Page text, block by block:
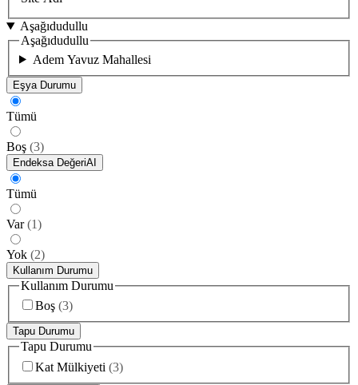
Aşağıdudullu
Aşağıdudullu
Adem Yavuz Mahallesi
Eşya Durumu
Tümü
Boş (3)
Endeksa DeğeriAI
Tümü
Var (1)
Yok (2)
Kullanım Durumu
Kullanım Durumu
Boş (3)
Tapu Durumu
Tapu Durumu
Kat Mülkiyeti (3)